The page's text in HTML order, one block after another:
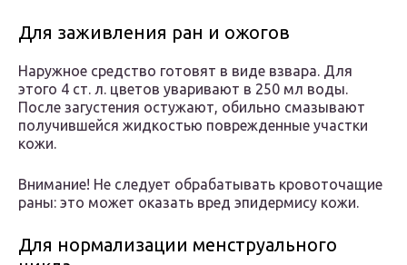
Для заживления ран и ожогов
Наружное средство готовят в виде взвара. Для
этого 4 ст. л. цветов уваривают в 250 мл воды.
После загустения остужают, обильно смазывают
получившейся жидкостью поврежденные участки
кожи.
Внимание! Не следует обрабатывать кровоточащие
раны: это может оказать вред эпидермису кожи.
Для нормализации менструального